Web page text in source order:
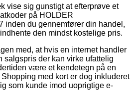
vise sig gunstigt at efterprøve et
på HOLDER
inden du gennemfører din handel,
den mindst kostelige pris.
med, at hvis en internet handler
salgspris der kan virke ufattelig
være et kendetegn på en
med kort er dog inkluderet
som kunde imod uoprigtige e-